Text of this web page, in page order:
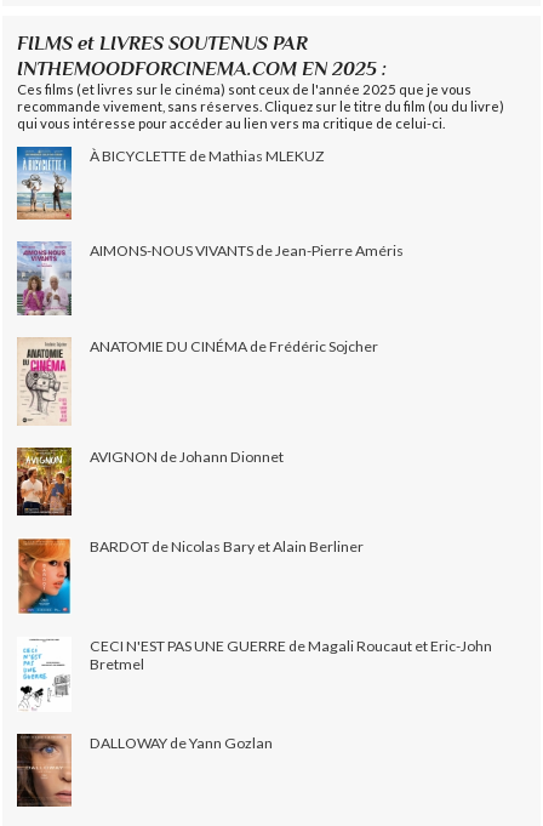
FILMS et LIVRES SOUTENUS PAR
INTHEMOODFORCINEMA.COM EN 2025 :
Ces films (et livres sur le cinéma) sont ceux de l'année 2025 que je vous
recommande vivement, sans réserves. Cliquez sur le titre du film (ou du livre)
qui vous intéresse pour accéder au lien vers ma critique de celui-ci.
À BICYCLETTE de Mathias MLEKUZ
AIMONS-NOUS VIVANTS de Jean-Pierre Améris
ANATOMIE DU CINÉMA de Frédéric Sojcher
AVIGNON de Johann Dionnet
BARDOT de Nicolas Bary et Alain Berliner
CECI N'EST PAS UNE GUERRE de Magali Roucaut et Eric-John
Bretmel
DALLOWAY de Yann Gozlan